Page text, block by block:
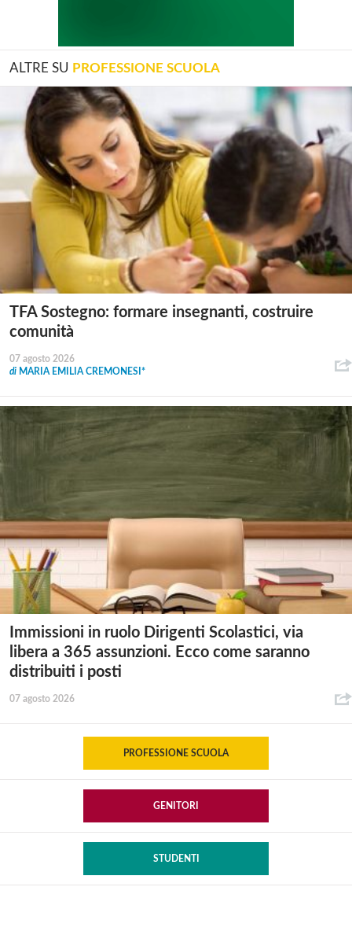
ALTRE SU PROFESSIONE SCUOLA
TFA Sostegno: formare insegnanti, costruire
comunità
07 agosto 2026
di MARIA EMILIA CREMONESI*
Immissioni in ruolo Dirigenti Scolastici, via
libera a 365 assunzioni. Ecco come saranno
distribuiti i posti
07 agosto 2026
PROFESSIONE SCUOLA
GENITORI
STUDENTI